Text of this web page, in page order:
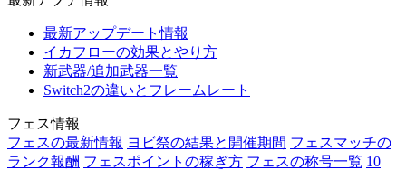
最新アップデート情報
イカフローの効果とやり方
新武器/追加武器一覧
Switch2の違いとフレームレート
フェス情報
フェスの最新情報 ヨビ祭の結果と開催期間 フェスマッチの
ランク報酬 フェスポイントの稼ぎ方 フェスの称号一覧 10